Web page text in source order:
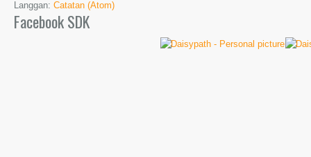
Langgan: Catatan (Atom)
Facebook SDK